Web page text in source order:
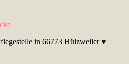
in 66773 Hülzweiler ♥